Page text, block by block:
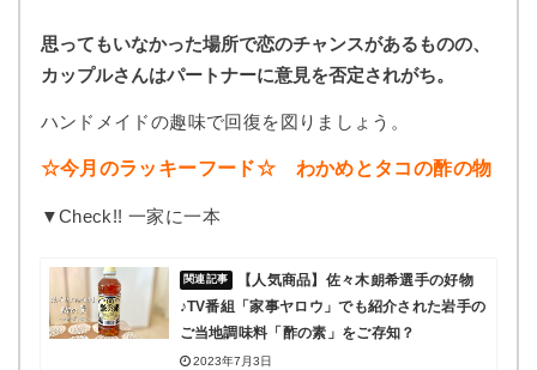
思ってもいなかった場所で恋のチャンスがあるものの、
カップルさんはパートナーに意見を否定されがち。
ハンドメイドの趣味で回復を図りましょう。
☆今月のラッキーフード☆ わかめとタコの酢の物
▼Check!! 一家に一本
【人気商品】佐々木朗希選手の好物
♪TV番組「家事ヤロウ」でも紹介された岩手の
ご当地調味料「酢の素」をご存知？
2023年7月3日